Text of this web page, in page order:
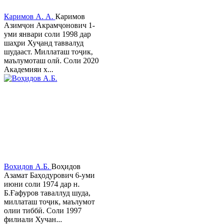
Каримов А. А. Каримов
Азимҷон Акрамҷонович 1-
уми январи соли 1998 дар
шаҳри Хуҷанд таввалуд
шудааст. Миллаташ тоҷик,
маълумоташ олӣ. Соли 2020
Академияи х...
Воҳидов А.Б. Воҳидов
Азамат Баҳодурович 6-уми
июни соли 1974 дар н.
Б.Ғафуров таваллуд шуда,
миллаташ тоҷик, маълумот
олии тиббӣ. Соли 1997
филиали Хучан...